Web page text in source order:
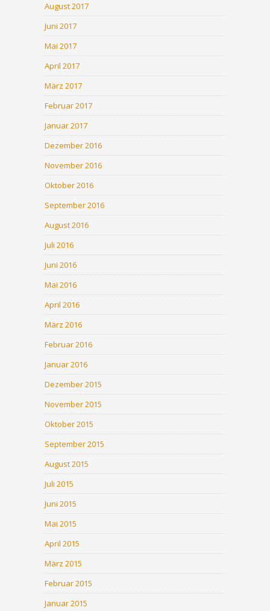
August 2017
Juni 2017
Mai 2017
April 2017
März 2017
Februar 2017
Januar 2017
Dezember 2016
November 2016
Oktober 2016
September 2016
August 2016
Juli 2016
Juni 2016
Mai 2016
April 2016
März 2016
Februar 2016
Januar 2016
Dezember 2015
November 2015
Oktober 2015
September 2015
August 2015
Juli 2015
Juni 2015
Mai 2015
April 2015
März 2015
Februar 2015
Januar 2015